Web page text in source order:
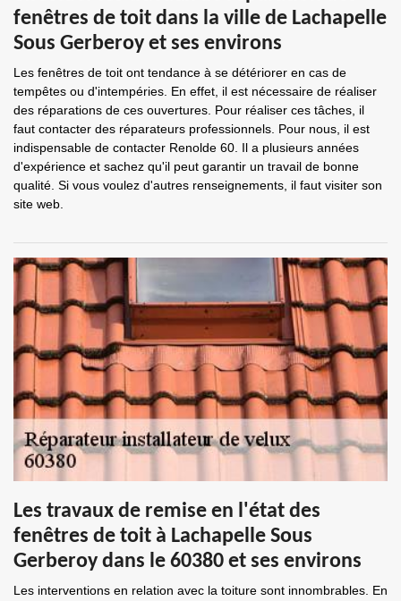
fenêtres de toit dans la ville de Lachapelle
Sous Gerberoy et ses environs
Les fenêtres de toit ont tendance à se détériorer en cas de
tempêtes ou d'intempéries. En effet, il est nécessaire de réaliser
des réparations de ces ouvertures. Pour réaliser ces tâches, il
faut contacter des réparateurs professionnels. Pour nous, il est
indispensable de contacter Renolde 60. Il a plusieurs années
d'expérience et sachez qu'il peut garantir un travail de bonne
qualité. Si vous voulez d'autres renseignements, il faut visiter son
site web.
Les travaux de remise en l'état des
fenêtres de toit à Lachapelle Sous
Gerberoy dans le 60380 et ses environs
Les interventions en relation avec la toiture sont innombrables. En